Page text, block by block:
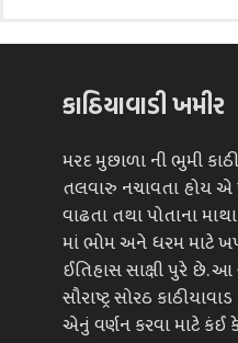
કાઠિયાવાડી ખમીર
મરદ મુછાળા ની ભુમી
તલવારુ નચાવતા હોય એ
વાઢતા તથા પોતાના
માં ભોમ અને ધરમ માટે
ઈતિહાસ સાક્ષી પુરે છે.
સૌરાષ્ટ્ર સોરઠ
એનું વર્ણન કરવા માટે કંઈ